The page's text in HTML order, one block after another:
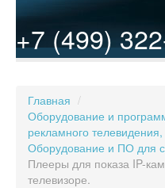
+7 (499)
Главная /
Оборудование и
рекламного
Оборудование и ПО для
Плееры для показа IP-
телевизоре.